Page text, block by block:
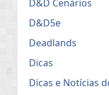
D&D Cenários
D&D5e
Deadlands
Dicas
Dicas e Notícias